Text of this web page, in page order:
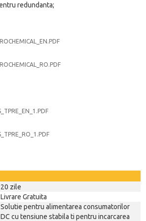
redundanta;
20 zile
Livrare Gratuita
Solutie pentru alimentarea consumatorilor
DC cu tensiune stabila ti pentru incarcarea